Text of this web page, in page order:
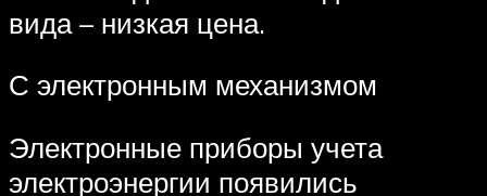
вида – низкая цена.
С электронным механизмом
Электронные приборы учета
электроэнергии появились